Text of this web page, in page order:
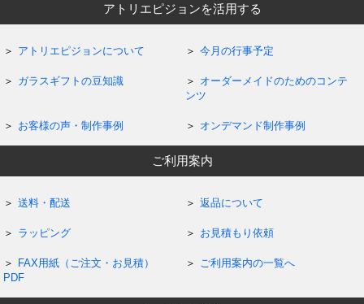
アトリエピジョンを活用する
アトリエピジョンについて 今月の行事予定
ガラスギフトの豆知識
オーダーメイドのためのコンテ
ンツ
お客様の声・制作事例 オンデマンド制作事例
ご利用案内
送料・配送 返品について
ラッピング お見積もり依頼
FAX用紙（ご注文・お見積）
PDF
ご利用案内の一覧へ